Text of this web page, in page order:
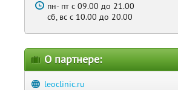
пн- пт с 09.00 до 21.00
сб, вс с 10.00 до 20.00
О партнере:
leoclinic.ru